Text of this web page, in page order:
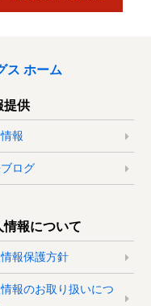
ス ホーム
提供
報
ログ
情報について
報保護方針
報のお取り扱いにつ